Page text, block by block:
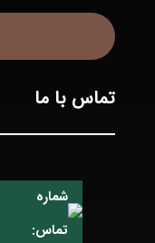
تماس با ما
شماره
تماس: